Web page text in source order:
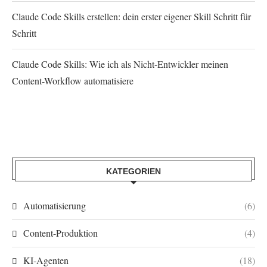
Claude Code Skills erstellen: dein erster eigener Skill Schritt für
Schritt
Claude Code Skills: Wie ich als Nicht-Entwickler meinen
Content-Workflow automatisiere
KATEGORIEN
Automatisierung (6)
Content-Produktion (4)
KI-Agenten (18)